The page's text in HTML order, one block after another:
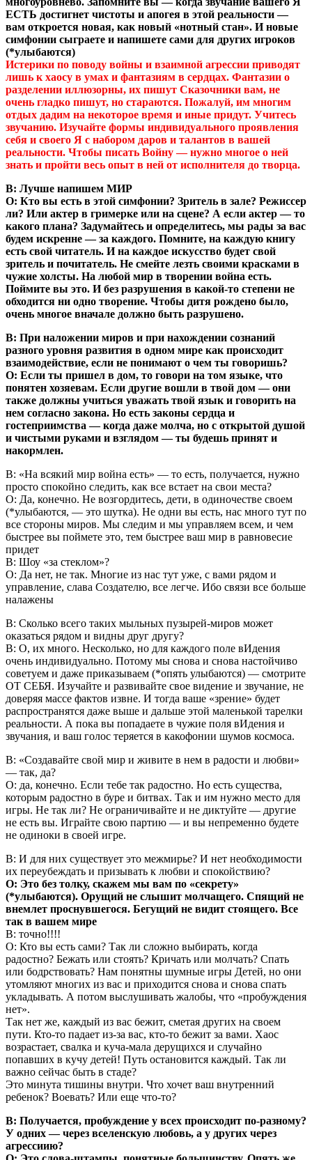
ЕСТЬ достигнет чистоты и апогея в этой реальности —
вам откроется новая, как новый «нотный стан». И новые
симфонии сыграете и напишете сами для других игроков
(*улыбаются)
Истерики по поводу войны и взаимной агрессии приводят
лишь к хаосу в умах и фантазиям в сердцах. Фантазии о
разделении иллюзорны, их пишут Сказочники вам, не
очень гладко пишут, но стараются. Пожалуй, им многим
отдых дадим на некоторое время и иные придут. Учитесь
звучанию. Изучайте формы индивидуального проявления
себя и своего Я с набором даров и талантов в вашей
реальности. Чтобы писать Войну — нужно многое о ней
знать и пройти весь опыт в ней от исполнителя до творца.
В: Лучше напишем МИР
О: Кто вы есть в этой симфонии? Зритель в зале? Режиссер
ли? Или актер в гримерке или на сцене? А если актер — то
какого плана? Задумайтесь и определитесь, мы рады за вас
будем искренне — за каждого. Помните, на каждую книгу
есть свой читатель. И на каждое искусство будет свой
зритель и почитатель. Не смейте лезть своими красками в
чужие холсты. На любой мир в творении война есть.
Поймите вы это. И без разрушения в какой-то степени не
обходится ни одно творение. Чтобы дитя рождено было,
очень многое вначале должно быть разрушено.
В: При наложении миров и при нахождении сознаний
разного уровня развития в одном мире как происходит
взаимодействие, если не понимают о чем ты говоришь?
О: Если ты пришел в дом, то говори на том языке, что
понятен хозяевам. Если другие вошли в твой дом — они
также должны учиться уважать твой язык и говорить на
нем согласно закона. Но есть законы сердца и
гостеприимства — когда даже молча, но с открытой душой
и чистыми руками и взглядом — ты будешь принят и
накормлен.
В: «На всякий мир война есть» — то есть, получается, нужно
просто спокойно следить, как все встает на свои места?
О: Да, конечно. Не возгордитесь, дети, в одиночестве своем
(*улыбаются, — это шутка). Не одни вы есть, нас много тут по
все стороны миров. Мы следим и мы управляем всем, и чем
быстрее вы поймете это, тем быстрее ваш мир в равновесие
придет
В: Шоу «за стеклом»?
О: Да нет, не так. Многие из нас тут уже, с вами рядом и
управление, слава Создателю, все легче. Ибо связи все больше
налажены
В: Сколько всего таких мыльных пузырей-миров может
оказаться рядом и видны друг другу?
В: О, их много. Несколько, но для каждого поле вИдения
очень индивидуально. Потому мы снова и снова настойчиво
советуем и даже приказываем (*опять улыбаются) — смотрите
ОТ СЕБЯ. Изучайте и развивайте свое видение и звучание, не
доверяя массе фактов извне. И тогда ваше «зрение» будет
распространятся даже выше и дальше этой маленькой тарелки
реальности. А пока вы попадаете в чужие поля вИдения и
звучания, и ваш голос теряется в какофонии шумов космоса.
В: «Создавайте свой мир и живите в нем в радости и любви»
— так, да?
О: да, конечно. Если тебе так радостно. Но есть существа,
которым радостно в буре и битвах. Так и им нужно место для
игры. Не так ли? Не ограничивайте и не диктуйте — другие
не есть вы. Играйте свою партию — и вы непременно будете
не одиноки в своей игре.
В: И для них существует это межмирье? И нет необходимости
их переубеждать и призывать к любви и спокойствию?
О: Это без толку, скажем мы вам по «секрету»
(*улыбаются). Орущий не слышит молчащего. Спящий не
внемлет проснувшегося. Бегущий не видит стоящего. Все
так в вашем мире
В: точно!!!!
О: Кто вы есть сами? Так ли сложно выбирать, когда
радостно? Бежать или стоять? Кричать или молчать? Спать
или бодрствовать? Нам понятны шумные игры Детей, но они
утомляют многих из вас и приходится снова и снова спать
укладывать. А потом выслушивать жалобы, что «пробуждения
нет».
Так нет же, каждый из вас бежит, сметая других на своем
пути. Кто-то падает из-за вас, кто-то бежит за вами. Хаос
возрастает, свалка и куча-мала дерущихся и случайно
попавших в кучу детей! Путь остановится каждый. Так ли
важно сейчас быть в стаде?
Это минута тишины внутри. Что хочет ваш внутренний
ребенок? Воевать? Или еще что-то?
В: Получается, пробуждение у всех происходит по-разному?
У одних — через вселенскую любовь, а у других через
агрессиию?